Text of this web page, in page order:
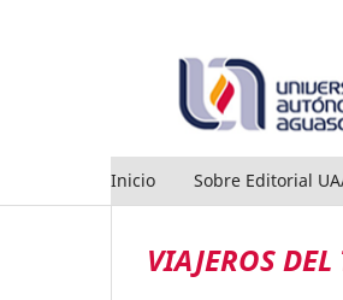
Inicio Sobre Editorial
VIAJEROS